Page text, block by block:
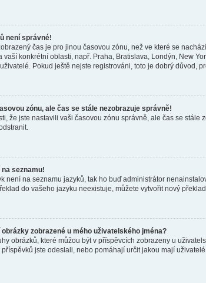
není správné!
čas je pro jinou časovou zónu, než ve které se
vaší konkrétní oblasti, např. Praha, Bratislava, Londýn, New
Pokud ještě nejste registrováni, toto je dobrý důvod,
zónu, ale čas se stále nezobrazuje správně!
že jste nastavili vaši časovou zónu správně, ale čas se
seznamu!
není na seznamu jazyků, tak ho buď administrátor
do vašeho jazyku neexistuje, můžete vytvořit nový
zobrazené u mého uživatelského jména?
obrázků, které můžou být v příspěvcích zobrazeny u
jste odeslali, nebo pomáhají určit jakou mají